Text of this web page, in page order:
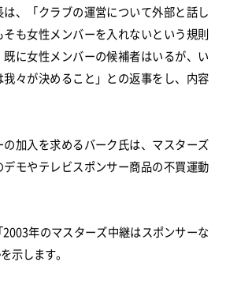
、「クラブの運営について外部と話し
も女性メンバーを入れないという規則
に女性メンバーの候補者はいるが、い
々が決めること」との返事をし、内容
加入を求めるバーク氏は、マスターズ
モやテレビスポンサー商品の不買運動
年のマスターズ中継はスポンサーな
示します。